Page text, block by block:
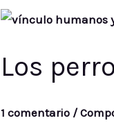
Los
1 comentario /
Los
y